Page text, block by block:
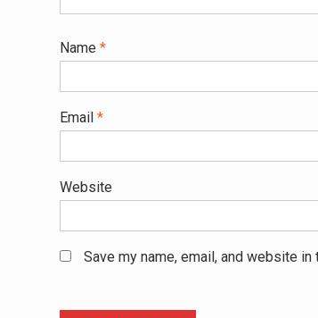
Name *
Email *
Website
Save my name, email, and website